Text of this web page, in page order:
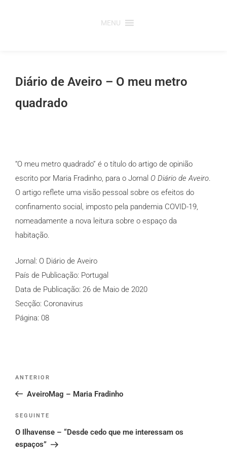
MENU
Diário de Aveiro – O meu metro
quadrado
“O meu metro quadrado” é o título do artigo de opinião
escrito por Maria Fradinho, para o Jornal O Diário de Aveiro.
O artigo reflete uma visão pessoal sobre os efeitos do
confinamento social, imposto pela pandemia COVID-19,
nomeadamente a nova leitura sobre o espaço da
habitação.
Jornal: O Diário de Aveiro
País de Publicação: Portugal
Data de Publicação: 26 de Maio de 2020
Secção: Coronavirus
Página: 08
Conteúdo
anterior
ANTERIOR
AveiroMag – Maria Fradinho
Conteúdo
seguinte
SEGUINTE
O Ilhavense – “Desde cedo que me interessam os
espaços”